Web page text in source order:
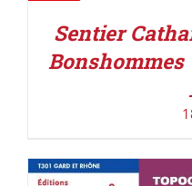
Sentier
Bonshommes